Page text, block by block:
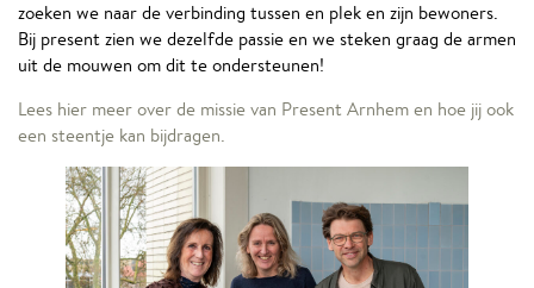
zoeken we naar de verbinding tussen en plek en zijn bewoners.
Bij present zien we dezelfde passie en we steken graag de armen
uit de mouwen om dit te ondersteunen!
Lees hier meer over de missie van Present Arnhem en hoe jij ook
een steentje kan bijdragen.